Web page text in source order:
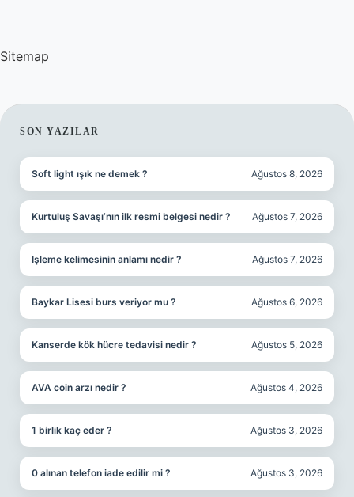
Sitemap
SIDEBAR
SON YAZILAR
Soft light ışık ne demek ? Ağustos 8, 2026
Kurtuluş Savaşı’nın ilk resmi belgesi nedir ? Ağustos 7, 2026
Işleme kelimesinin anlamı nedir ? Ağustos 7, 2026
Baykar Lisesi burs veriyor mu ? Ağustos 6, 2026
Kanserde kök hücre tedavisi nedir ? Ağustos 5, 2026
AVA coin arzı nedir ? Ağustos 4, 2026
1 birlik kaç eder ? Ağustos 3, 2026
0 alınan telefon iade edilir mi ? Ağustos 3, 2026